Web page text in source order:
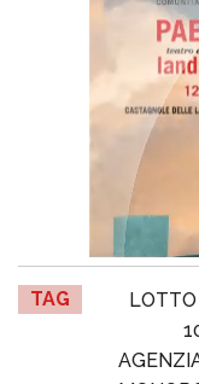
TAG LOTTO